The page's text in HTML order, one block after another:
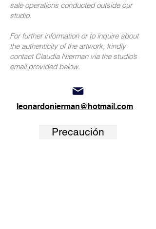
sale operations conducted outside our
studio.
For further information or to inquire about
the authenticity of the artwork, kindly
contact Claudia Nierman via the studio’s
email provided below.
leonardonierman@hotmail.com
Precaución